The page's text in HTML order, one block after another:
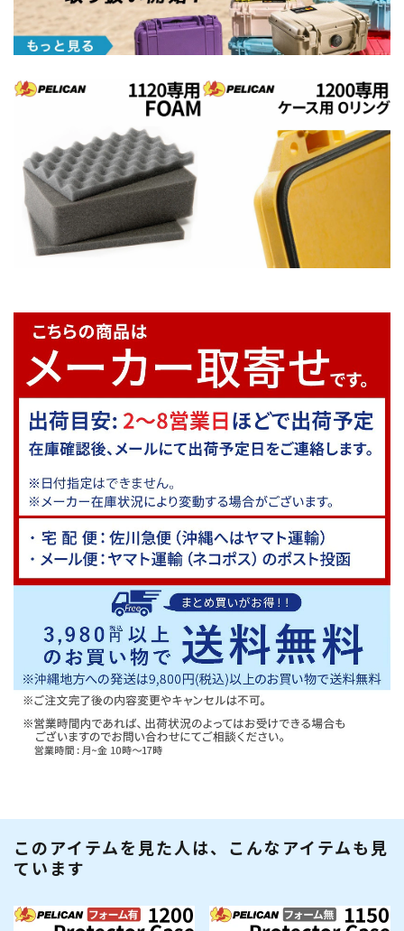
このアイテムを見た人は、こんなアイテムも見
ています